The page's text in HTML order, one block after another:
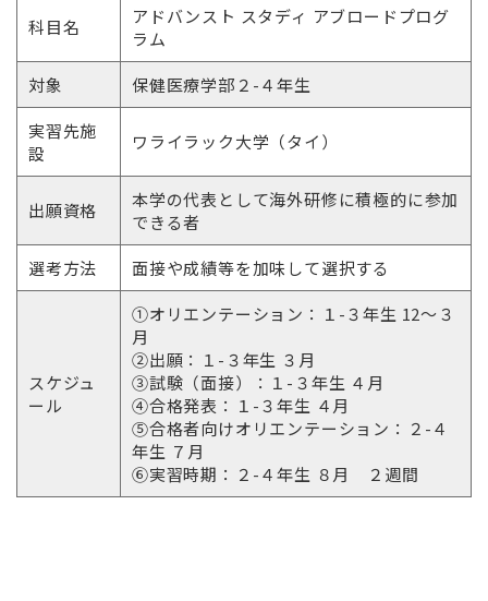
科目名
アドバンスト スタディ アブロードプログ
ラム
対象
保健医療学部２-４年生
実習先施
設
ワライラック大学（タイ）
出願資格
本学の代表として海外研修に積極的に参加
できる者
選考方法
面接や成績等を加味して選択する
スケジュ
ール
①オリエンテーション：１-３年生 12～３
月
②出願：１-３年生 ３月
③試験（面接）：１-３年生 ４月
④合格発表：１-３年生 ４月
⑤合格者向けオリエンテーション：２-４
年生 ７月
⑥実習時期：２-４年生 ８月 ２週間